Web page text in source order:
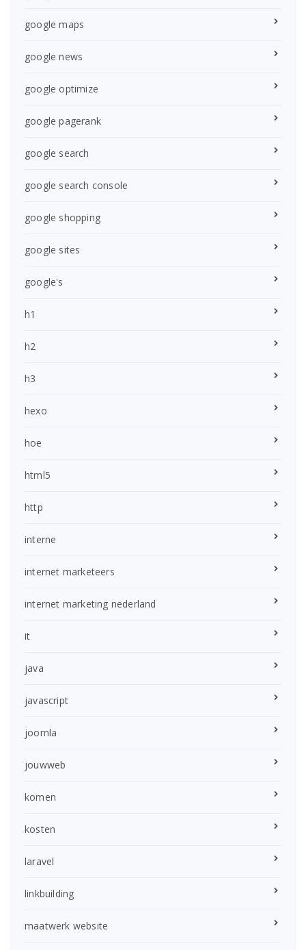
google maps
google news
google optimize
google pagerank
google search
google search console
google shopping
google sites
google's
h1
h2
h3
hexo
hoe
html5
http
interne
internet marketeers
internet marketing nederland
it
java
javascript
joomla
jouwweb
komen
kosten
laravel
linkbuilding
maatwerk website